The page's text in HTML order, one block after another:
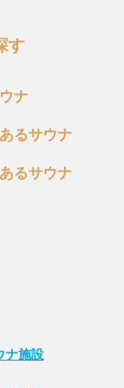
す
ナ
るサウナ
るサウナ
ナ施設